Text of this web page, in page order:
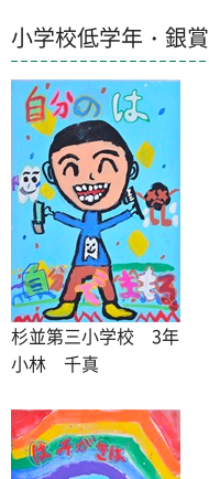
小学校低学年・銀賞
杉並第三小学校 3年
小林 千真